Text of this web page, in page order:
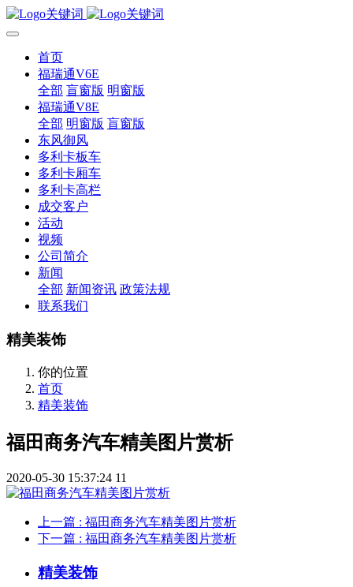
首页
福瑞通V6E
全部 盲窗版 明窗版
福瑞通V8E
全部 明窗版 盲窗版
东风御风
多利卡板车
多利卡厢车
多利卡高栏
成交客户
活动
视频
公司简介
新闻
全部 新闻资讯 政策法规
联系我们
精美装饰
你的位置
首页
精美装饰
福田商务汽车精美图片赏析
2020-05-30 15:37:24 11
上一篇 : 福田商务汽车精美图片赏析
下一篇 : 福田商务汽车精美图片赏析
精美装饰